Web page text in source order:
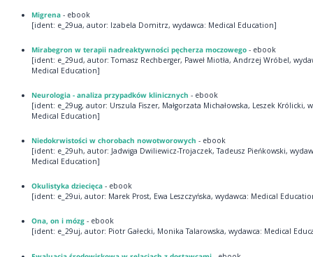
Migrena - ebook
[ident: e_29ua, autor: Izabela Domitrz, wydawca: Medical Education]
Mirabegron w terapii nadreaktywności pęcherza moczowego- ebook
[ident: e_29ud, autor: Tomasz Rechberger, Paweł Miotła, Andrzej Wróbel,
Medical Education]
Neurologia - analiza przypadków klinicznych - ebook
[ident: e_29ug, autor: Urszula Fiszer, Małgorzata Michałowska, Leszek Królicki,
Medical Education]
Niedokrwistości w chorobach nowotworowych - ebook
[ident: e_29uh, autor: Jadwiga Dwiliewicz-Trojaczek, Tadeusz Pieńkowski,
Medical Education]
Okulistyka dziecięca- ebook
[ident: e_29ui, autor: Marek Prost, Ewa Leszczyńska, wydawca: Medical
Ona, on i mózg - ebook
[ident: e_29uj, autor: Piotr Gałecki, Monika Talarowska, wydawca: Medical